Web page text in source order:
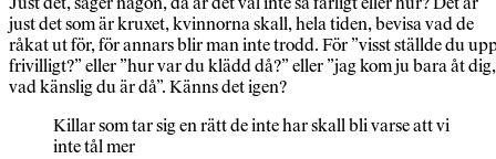
just det som är kruxet, kvinnorna skall, hela tiden, bevisa vad de
råkat ut för, för annars blir man inte trodd. För ”visst ställde du
frivilligt?” eller ”hur var du klädd då?” eller ”jag kom ju bara åt dig,
vad känslig du är då”. Känns det igen?
Killar som tar sig en rätt de inte har skall bli varse att vi
inte tål mer